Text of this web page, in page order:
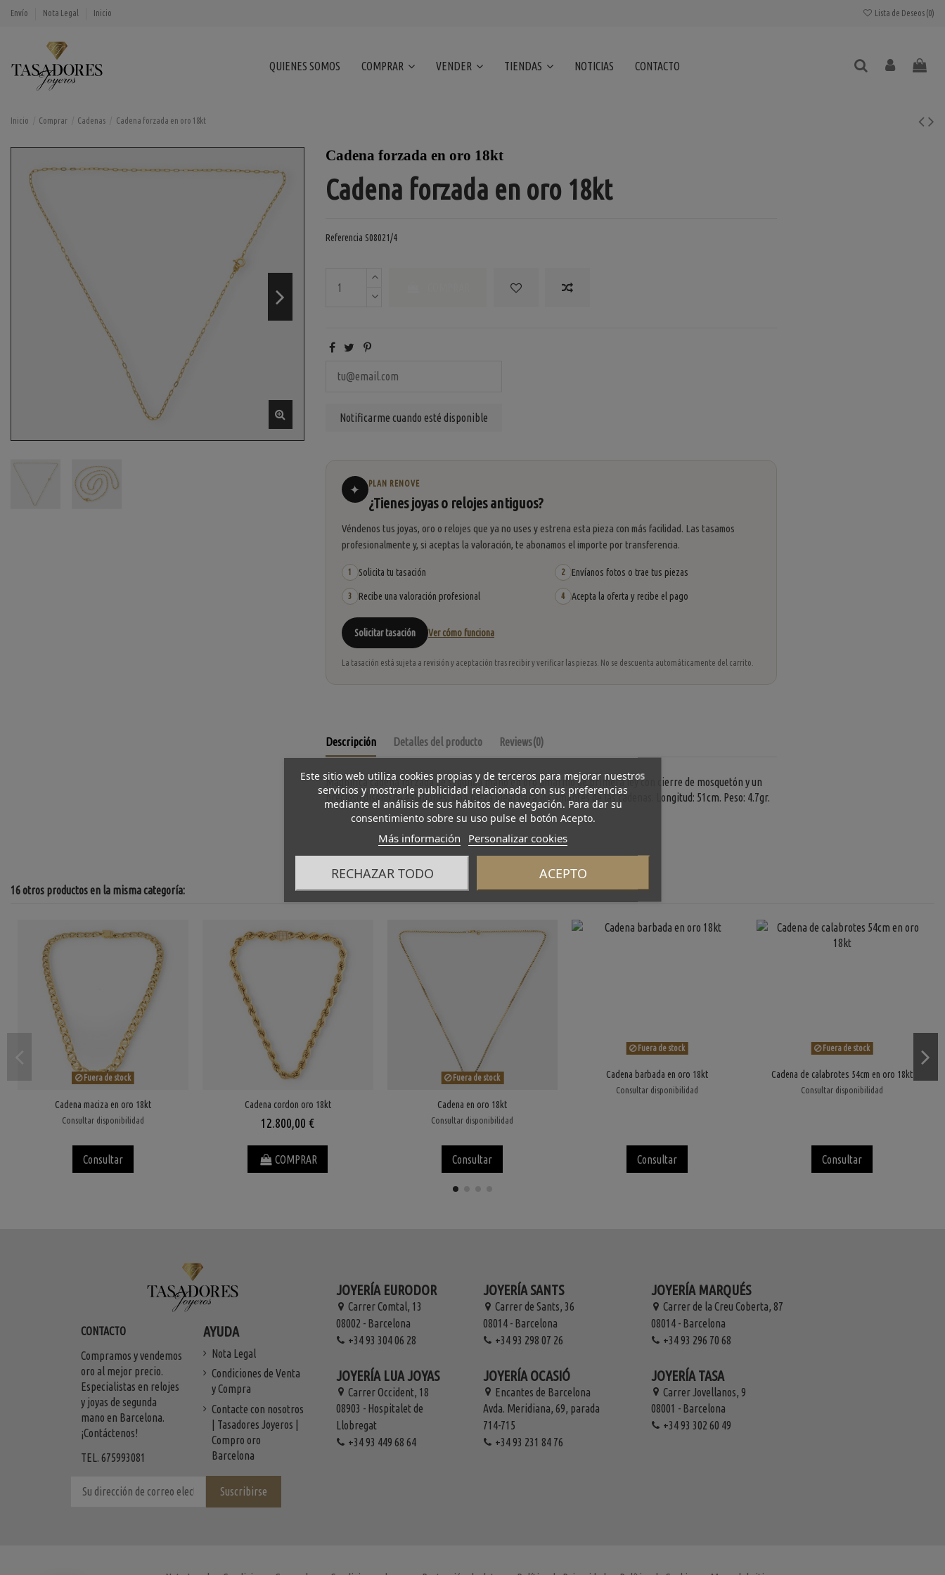
Envío Nota Legal Inicio Lista de Deseos (0)
QUIENES SOMOS COMPRAR VENDER TIENDAS NOTICIAS CONTACTO
Inicio Comprar Cadenas Cadena forzada en oro 18kt
Cadena forzada en oro 18kt
Cadena forzada en oro 18kt
Referencia S08021/4
✦ PLAN RENOVE
¿Tienes joyas o relojes antiguos?
Véndenos tus joyas, oro o relojes que ya no uses y estrena esta pieza con más facilidad. Las tasamos
profesionalmente y, si aceptas la valoración, te abonamos el importe por transferencia.
1 Solicita tu tasación 2 Envíanos fotos o trae tus piezas
3 Recibe una valoración profesional 4 Acepta la oferta y recibe el pago
Solicitar tasación Ver cómo funciona
La tasación está sujeta a revisión y aceptación tras recibir y verificar las piezas. No se descuenta automáticamente del carrito.
Descripción Detalles del producto Reviews(0)
Magnífica cadena forzada de segunda mano en oro amarillo de primera ley con cierre de mosquetón y un
precioso diseño de eslabones, una pieza ideal para los amantes de las cadenas. Longitud: 51cm. Peso: 4.7gr.
16 otros productos en la misma categoría:
Fuera de stock
Cadena maciza en oro 18kt
Consultar disponibilidad
Consultar
Cadena cordon oro 18kt
12.800,00 €
COMPRAR
Fuera de stock
Cadena en oro 18kt
Consultar disponibilidad
Consultar
Fuera de stock
Cadena barbada en oro 18kt
Consultar disponibilidad
Consultar
Fuera de stock
Cadena de calabrotes 54cm en oro 18kt
Consultar disponibilidad
Consultar
CONTACTO
Compramos y vendemos
oro al mejor precio.
Especialistas en relojes
y joyas de segunda
mano en Barcelona.
¡Contáctenos!
TEL. 675993081
AYUDA
Nota Legal
Condiciones de Venta
y Compra
Contacte con nosotros
| Tasadores Joyeros |
Compro oro
Barcelona
JOYERÍA EURODOR
Carrer Comtal, 13
08002 - Barcelona
+34 93 304 06 28
JOYERÍA SANTS
Carrer de Sants, 36
08014 - Barcelona
+34 93 298 07 26
JOYERÍA LUA JOYAS
Carrer Occident, 18
08903 - Hospitalet de
Llobregat
+34 93 449 68 64
JOYERÍA OCASIÓ
Encantes de Barcelona
Avda. Meridiana, 69, parada
714-715
+34 93 231 84 76
JOYERÍA MARQUÉS
Carrer de la Creu Coberta, 87
08014 - Barcelona
+34 93 296 70 68
JOYERÍA TASA
Carrer Jovellanos, 9
08001 - Barcelona
+34 93 302 60 49
Este sitio web utiliza cookies propias y de terceros para mejorar nuestros
servicios y mostrarle publicidad relacionada con sus preferencias
mediante el análisis de sus hábitos de navegación. Para dar su
consentimiento sobre su uso pulse el botón Acepto.
Más información Personalizar cookies
RECHAZAR TODO ACEPTO